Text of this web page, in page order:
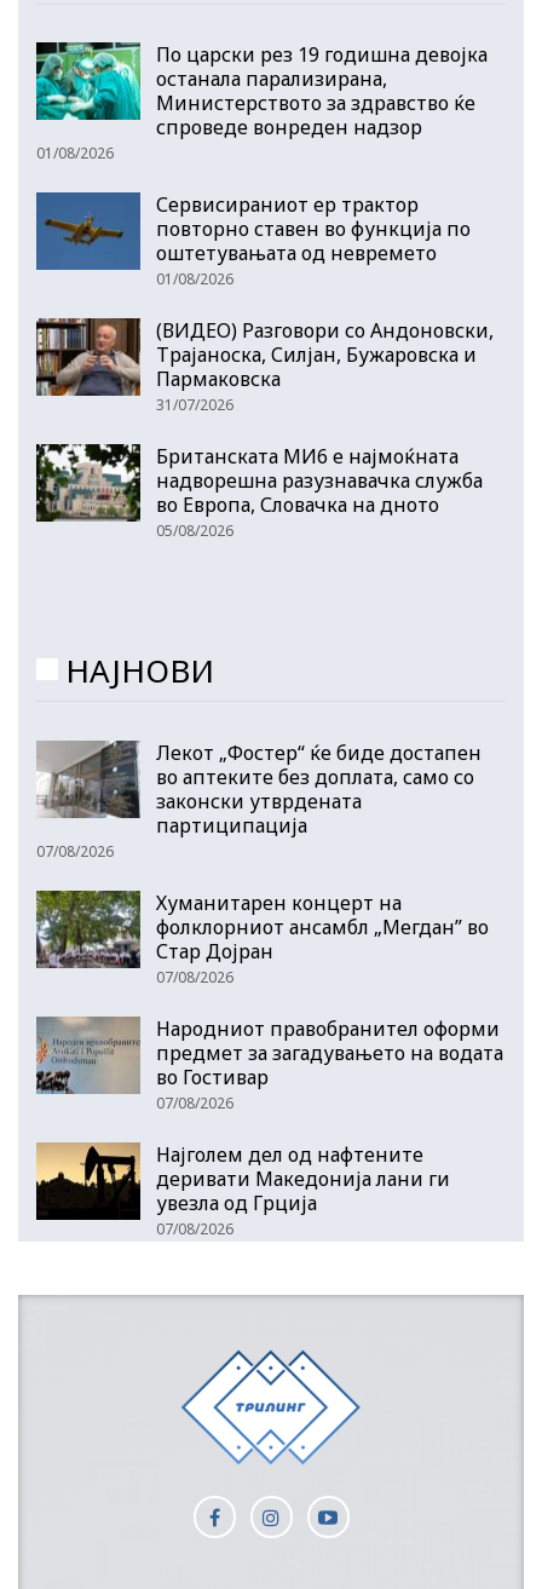
По царски рез 19 годишна девојка
останала парализирана,
Министерството за здравство ќе
спроведе вонреден надзор
01/08/2026
Сервисираниот ер трактор
повторно ставен во функција по
оштетувањата од невремето
01/08/2026
(ВИДЕО) Разговори со Андоновски,
Трајаноска, Силјан, Бужаровска и
Пармаковска
31/07/2026
Британската МИ6 е најмоќната
надворешна разузнавачка служба
во Европа, Словачка на дното
05/08/2026
НАЈНОВИ
Лекот „Фостер“ ќе биде достапен
во аптеките без доплата, само со
законски утврдената
партиципација
07/08/2026
Хуманитарен концерт на
фолклорниот ансамбл „Мегдан” во
Стар Дојран
07/08/2026
Народниот правобранител оформи
предмет за загадувањето на водата
во Гостивар
07/08/2026
Најголем дел од нафтените
деривати Македонија лани ги
увезла од Грција
07/08/2026